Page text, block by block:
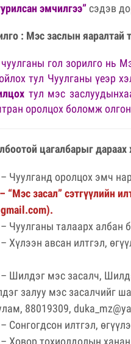
эмчилгээ”сэдэв
: Мэс заслын яаралтай
гол зорилго нь
тул Чуулганы үеэр
тул мэс
оролцох боломж
цагалбарыг
Чуулганд оролцох эмч
“Мэс засал” сэтгүүлийн
).
Чуулганы талаарх албан
Хүлээн авсан илтгэл,
Шилдэг мэс засалч,
залуу мэс засалчийг
88019309,
Сонгогдсон илтгэл,
Ховор тохиолдолын